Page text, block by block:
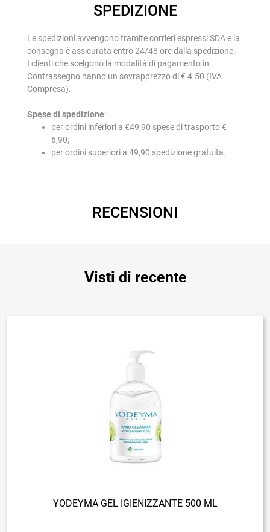
SPEDIZIONE
Le spedizioni avvengono tramite corrieri espressi SDA e la
consegna è assicurata entro 24/48 ore dalla spedizione.
I clienti che scelgono la modalità di pagamento in
Contrassegno hanno un sovrapprezzo di € 4.50 (IVA
Compresa).
Spese di spedizione:
per ordini inferiori a €49,90 spese di trasporto €
6,90;
per ordini superiori a 49,90 spedizione gratuita.
RECENSIONI
Visti di recente
YODEYMA GEL IGIENIZZANTE 500 ML